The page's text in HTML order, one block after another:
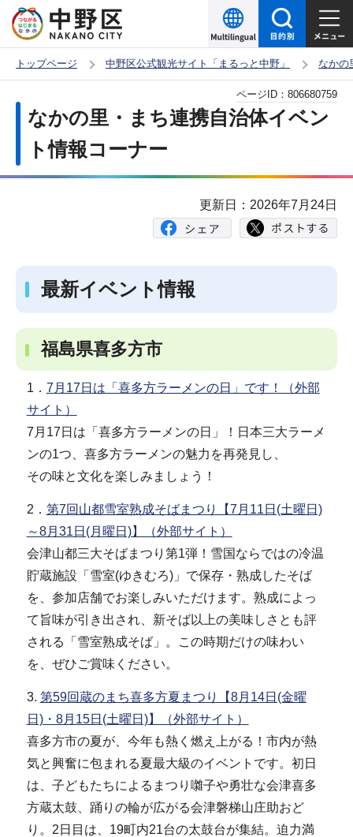
の
ー
トップページ 中野区公式観光サイト「まるっと中野」 なかの
か
なかの里・まち連携自治体イベン
ト情報コーナー
ページID： 806680759
更新日：2026年7月24日
最新イベント情報
福島県喜多方市
1． 7月17日は「喜多方ラーメンの日」です！（外部
サイト）
7月17日は「喜多方ラーメンの日」！日本三大ラーメ
ンの1つ、喜多方ラーメンの魅力を再発見し、
その味と文化を楽しみましょう！
2． 第7回山都雪室熟成そばまつり【7月11日(土曜日)
～8月31日(月曜日)】（外部サイト）
会津山都三大そばまつり第1弾！雪国ならではの冷温
貯蔵施設「雪室(ゆきむろ)」で保存・熟成したそば
を、参加店舗でお楽しみいただけます。熟成によっ
て旨味が引き出され、新そば以上の美味しさとも評
される「雪室熟成そば」。この時期だけの味わい
を、ぜひご賞味ください。
3. 第59回蔵のまち喜多方夏まつり【8月14日(金曜
日)・8月15日(土曜日)】（外部サイト）
喜多方市の夏が、今年も熱く燃え上がる！市内が熱
気と興奮に包まれる夏最大級のイベントです。初日
は、子どもたちによるまつり囃子や勇壮な会津喜多
方蔵太鼓、踊りの輪が広がる会津磐梯山庄助おど
り。2日目は、19町内21台の太鼓台が集結。迫力満